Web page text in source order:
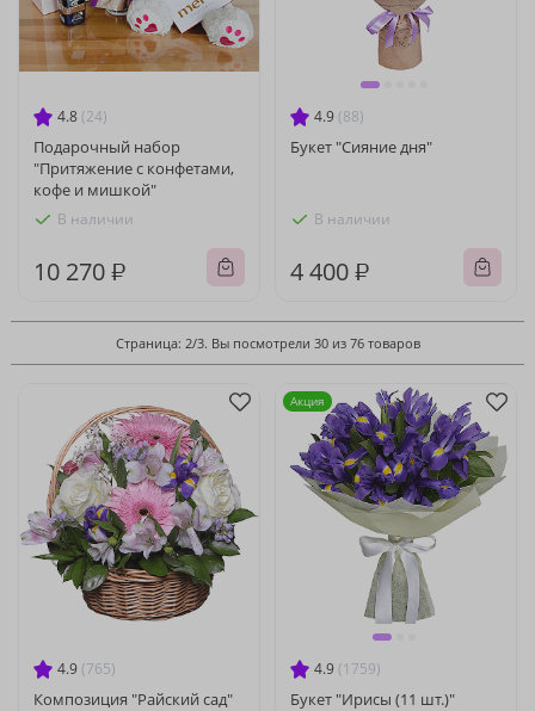
4.8 (24)
Подарочный набор
"Притяжение с конфетами,
кофе и мишкой"
В наличии
10 270 ₽
4.9 (88)
Букет "Сияние дня"
В наличии
4 400 ₽
Страница: 2/3. Вы посмотрели 30 из 76 товаров
4.9 (765)
Композиция "Райский сад"
4.9 (1759)
Букет "Ирисы (11 шт.)"
Акция